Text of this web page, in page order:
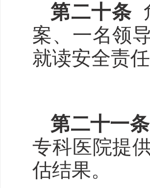
第二十条
案、一名领
就读安全责
第二十一条
专科医院提
估结果。